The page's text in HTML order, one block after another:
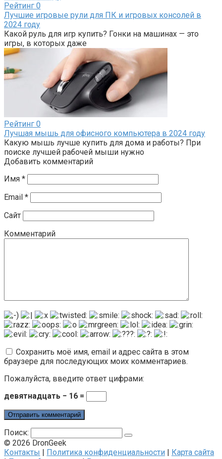
Рейтинг 0
Лучшие игровые рули для ПК и игровых консолей в
2024 году
Какой руль для игр купить? Гонки на машинах — это
игры, в которых даже
Рейтинг 0
Лучшая мышь для офисного компьютера в 2024 году
Какую мышь лучше купить для дома и работы? При
поиске лучшей рабочей мыши нужно
Добавить комментарий
Имя *
Email *
Сайт
Комментарий
Сохранить моё имя, email и адрес сайта в этом
браузере для последующих моих комментариев.
Пожалуйста, введите ответ цифрами:
девятнадцать − 16 =
Поиск:
© 2026 DronGeek
Контакты | Политика конфиденциальности | Карта сайта